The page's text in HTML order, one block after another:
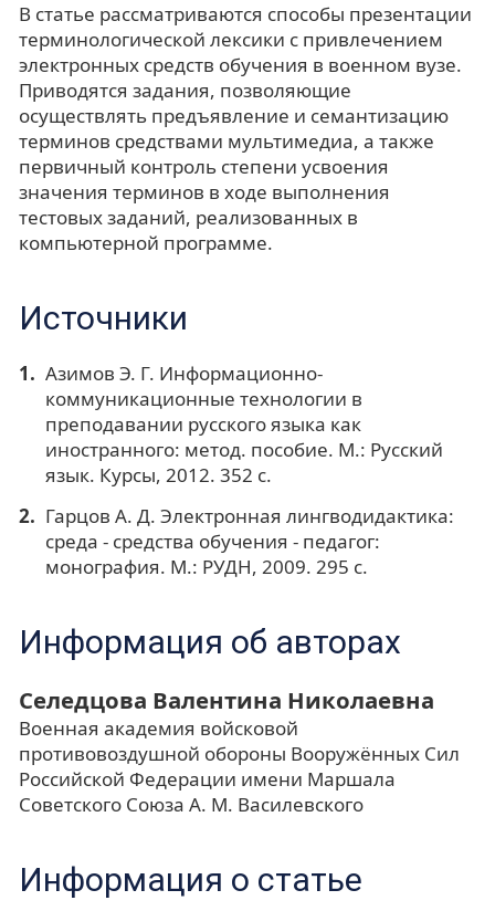
В статье рассматриваются способы презентации
терминологической лексики с привлечением
электронных средств обучения в военном вузе.
Приводятся задания, позволяющие
осуществлять предъявление и семантизацию
терминов средствами мультимедиа, а также
первичный контроль степени усвоения
значения терминов в ходе выполнения
тестовых заданий, реализованных в
компьютерной программе.
Источники
Азимов Э. Г. Информационно-
коммуникационные технологии в
преподавании русского языка как
иностранного: метод. пособие. М.: Русский
язык. Курсы, 2012. 352 с.
Гарцов А. Д. Электронная лингводидактика:
среда - средства обучения - педагог:
монография. М.: РУДН, 2009. 295 с.
Информация об авторах
Селедцова Валентина Николаевна
Военная академия войсковой
противовоздушной обороны Вооружённых Сил
Российской Федерации имени Маршала
Советского Союза А. М. Василевского
Информация о статье